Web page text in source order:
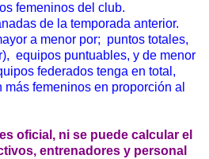
femeninos del club.
de la temporada anterior.
a menor por; puntos totales,
equipos puntuables, y de menor
federados tenga en total,
femeninos en proporción al
oficial, ni se puede calcular el
entrenadores y personal